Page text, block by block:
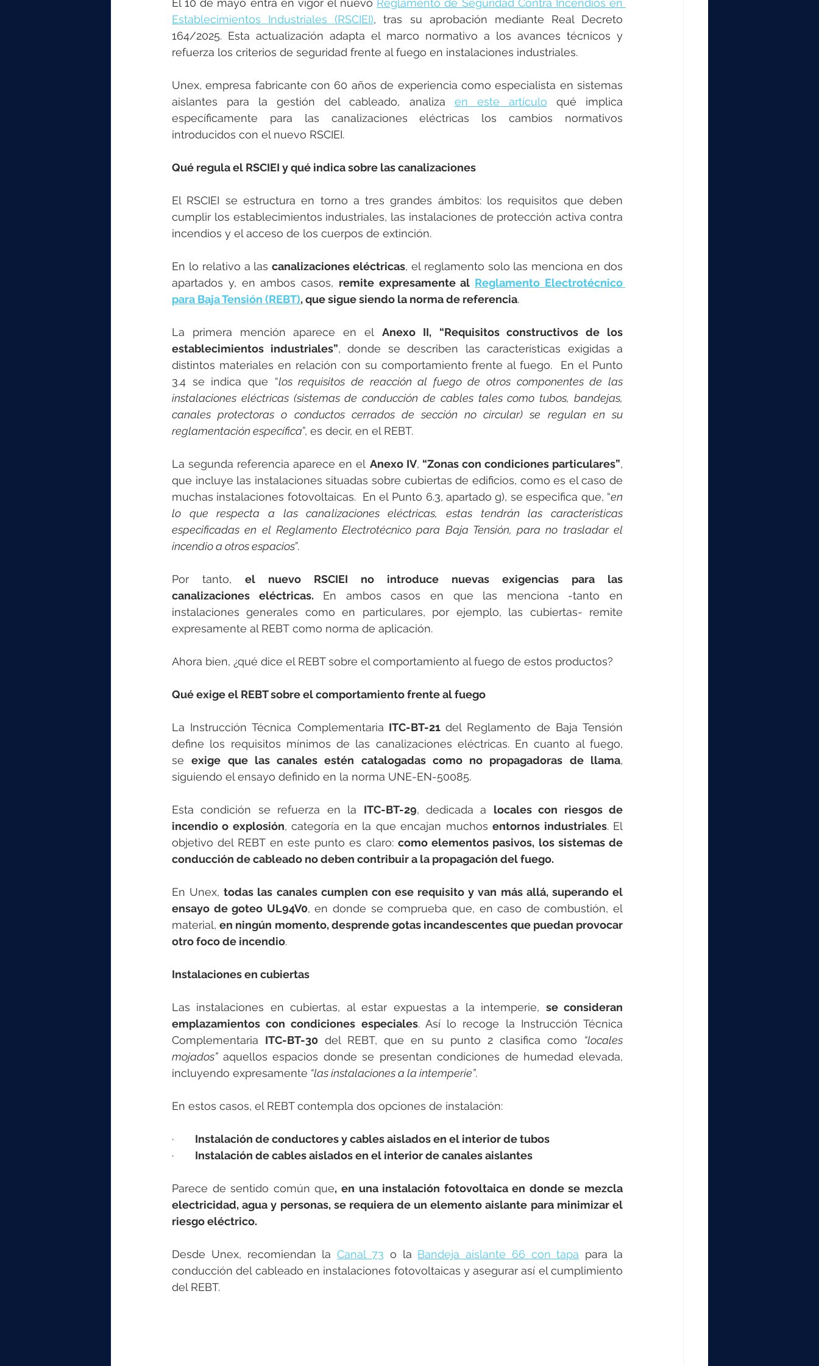
El 10 de mayo entra en vigor el nuevo Reglamento de Seguridad Contra Incendios en
Establecimientos Industriales (RSCIEI), tras su aprobación mediante Real Decreto
164/2025. Esta actualización adapta el marco normativo a los avances técnicos y
refuerza los criterios de seguridad frente al fuego en instalaciones industriales.
Unex, empresa fabricante con 60 años de experiencia como especialista en sistemas
aislantes para la gestión del cableado, analiza en este artículo qué implica
específicamente para las canalizaciones eléctricas los cambios normativos
introducidos con el nuevo RSCIEI.
Qué regula el RSCIEI y qué indica sobre las canalizaciones
El RSCIEI se estructura en torno a tres grandes ámbitos: los requisitos que deben
cumplir los establecimientos industriales, las instalaciones de protección activa contra
incendios y el acceso de los cuerpos de extinción.
En lo relativo a las canalizaciones eléctricas, el reglamento solo las menciona en dos
apartados y, en ambos casos, remite expresamente al Reglamento Electrotécnico
para Baja Tensión (REBT), que sigue siendo la norma de referencia.
La primera mención aparece en el Anexo II,
“Requisitos constructivos de los
establecimientos industriales”, donde se describen las características exigidas a
distintos materiales en relación con su comportamiento frente al fuego.  En el Punto
3.4 se indica que “los requisitos de reacción al fuego de otros componentes de las
instalaciones eléctricas (sistemas de conducción de cables tales como tubos, bandejas,
canales protectoras o conductos cerrados de sección no circular) se regulan en su
reglamentación específica”, es decir, en el REBT.
La segunda referencia aparece en el Anexo IV, “Zonas con condiciones particulares”,
que incluye las instalaciones situadas sobre cubiertas de edificios, como es el caso de
muchas instalaciones fotovoltaicas.  En el Punto 6.3, apartado g), se especifica que, “en
lo que respecta a las canalizaciones eléctricas, estas tendrán las características
especificadas en el Reglamento Electrotécnico para Baja Tensión, para no trasladar el
incendio a otros espacios”.
Por tanto, el nuevo RSCIEI no introduce nuevas exigencias para las
canalizaciones eléctricas. En ambos casos en que las menciona -tanto en
instalaciones generales como en particulares, por ejemplo, las cubiertas- remite
expresamente al REBT como norma de aplicación.
Ahora bien, ¿qué dice el REBT sobre el comportamiento al fuego de estos productos?
Qué exige el REBT sobre el comportamiento frente al fuego
La Instrucción Técnica Complementaria ITC-BT-21 del Reglamento de Baja Tensión
define los requisitos mínimos de las canalizaciones eléctricas. En cuanto al fuego,
se exige que las canales estén catalogadas como no propagadoras de llama,
siguiendo el ensayo definido en la norma UNE-EN-50085.
Esta condición se refuerza en la ITC-BT-29, dedicada a locales con riesgos de
incendio o explosión, categoría en la que encajan muchos entornos industriales. El
objetivo del REBT en este punto es claro: como elementos pasivos, los sistemas de
conducción de cableado no deben contribuir a la propagación del fuego.
En Unex, todas las canales cumplen con ese requisito y van más allá, superando el
ensayo de goteo UL94V0, en donde se comprueba que, en caso de combustión, el
material, en ningún momento, desprende gotas incandescentes que puedan provocar
otro foco de incendio.
Instalaciones en cubiertas
Las instalaciones en cubiertas, al estar expuestas a la intemperie, se consideran
emplazamientos con condiciones especiales. Así lo recoge la Instrucción Técnica
Complementaria ITC-BT-30 del REBT, que en su punto 2 clasifica como “locales
mojados” aquellos espacios donde se presentan condiciones de humedad elevada,
incluyendo expresamente “las instalaciones a la intemperie”.
En estos casos, el REBT contempla dos opciones de instalación:
· Instalación de conductores y cables aislados en el interior de tubos
· Instalación de cables aislados en el interior de canales aislantes
Parece de sentido común que, en una instalación fotovoltaica en donde se mezcla
electricidad, agua y personas, se requiera de un elemento aislante para minimizar el
riesgo eléctrico.
Desde Unex, recomiendan la Canal 73 o la Bandeja aislante 66 con tapa para la
conducción del cableado en instalaciones fotovoltaicas y asegurar así el cumplimiento
del REBT.